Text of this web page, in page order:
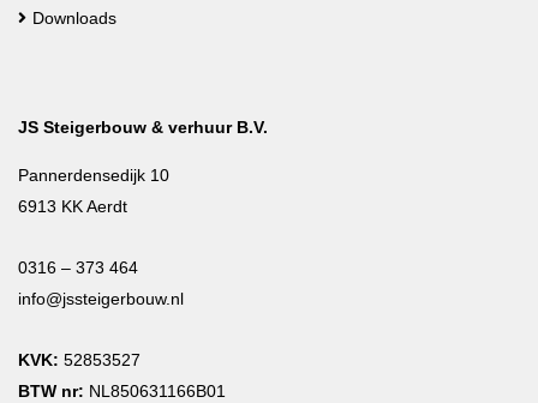
Downloads
JS Steigerbouw & verhuur B.V.
Pannerdensedijk 10
6913 KK Aerdt
0316 – 373 464
info@jssteigerbouw.nl
KVK: 52853527
BTW nr: NL850631166B01